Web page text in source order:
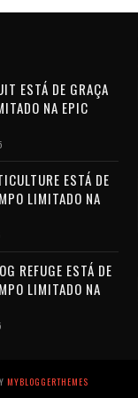
ESTÁ DE GRAÇA
NA EPIC
ESTÁ DE
LIMITADO NA
REFUGE ESTÁ DE
LIMITADO NA
MYBLOGGERTHEMES